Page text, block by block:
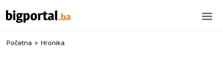
Početna » Hronika